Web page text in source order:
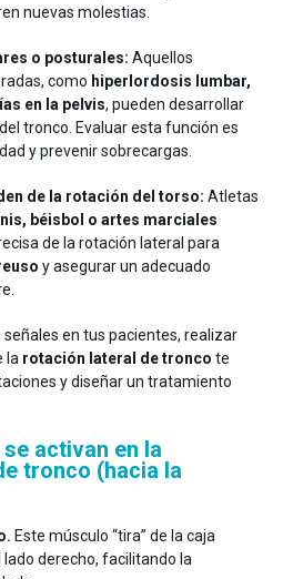
nuevas molestias.
o posturales: Aquellos
como hiperlordosis lumbar,
en la pelvis, pueden desarrollar
tronco. Evaluar esta función es
y prevenir sobrecargas.
de la rotación del torso: Atletas
béisbol o artes marciales
de la rotación lateral para
y asegurar un adecuado
en tus pacientes, realizar
la rotación lateral de tronco te
y diseñar un tratamiento
activan en la
tronco (hacia la
Este músculo “tira” de la caja
derecho, facilitando la